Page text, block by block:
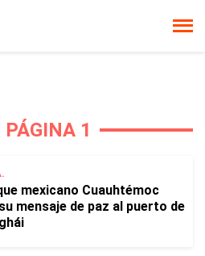
1
mexicano Cuauhtémoc
mensaje de paz al puerto de